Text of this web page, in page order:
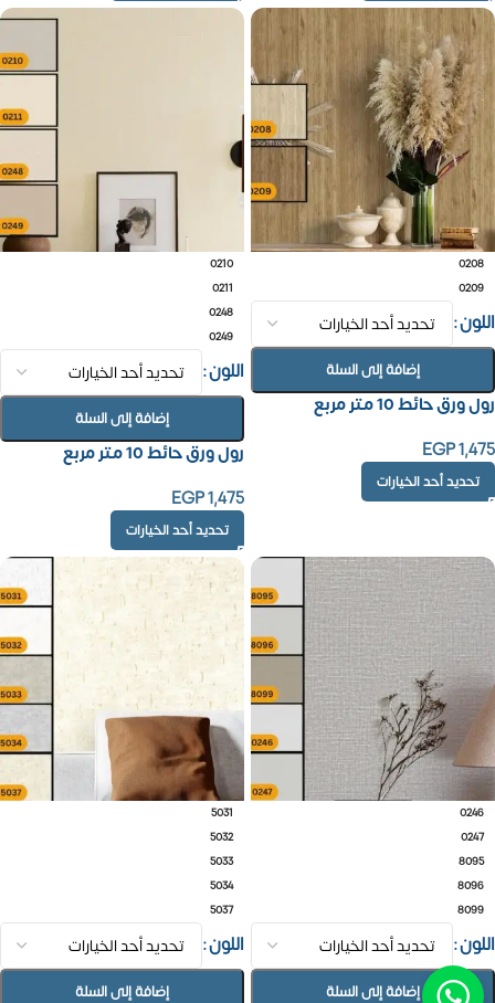
0208
0209
اللون
إضافة إلى السلة
رول ورق حائط 10 متر مربع
EGP1,475
تحديد أحد الخيارات
0210
0211
0248
0249
اللون
إضافة إلى السلة
رول ورق حائط 10 متر مربع
EGP1,475
تحديد أحد الخيارات
0246
0247
8095
8096
8099
اللون
إضافة إلى السلة
5031
5032
5033
5034
5037
اللون
إضافة إلى السلة